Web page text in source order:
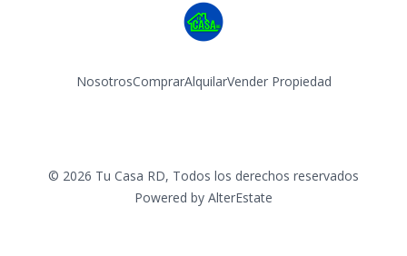
NosotrosComprarAlquilarVender Propiedad
© 2026 Tu Casa RD, Todos los derechos reservados
Powered by AlterEstate